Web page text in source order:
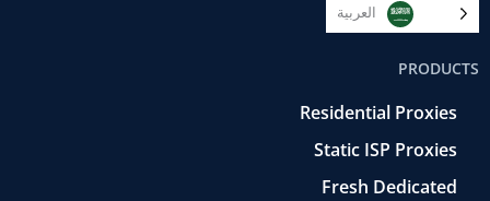
العربية‏
PRODUCTS
Residential Proxies
Static ISP Proxies
Fresh Dedicated